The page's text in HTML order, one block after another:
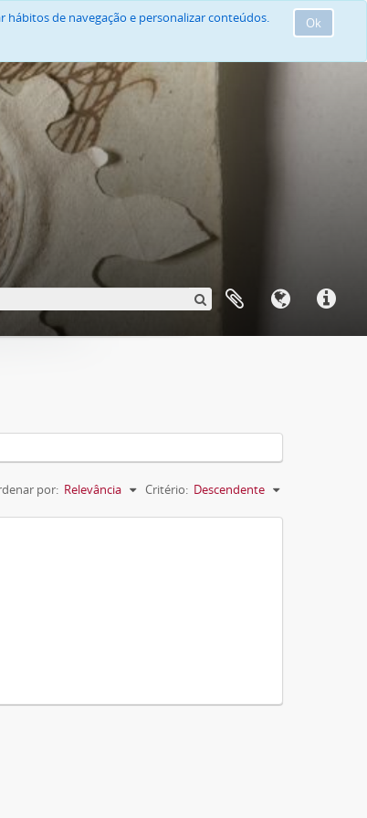
Ok
hábitos de navegação e personalizar conteúdos.
por: Relevância Critério: Descendente